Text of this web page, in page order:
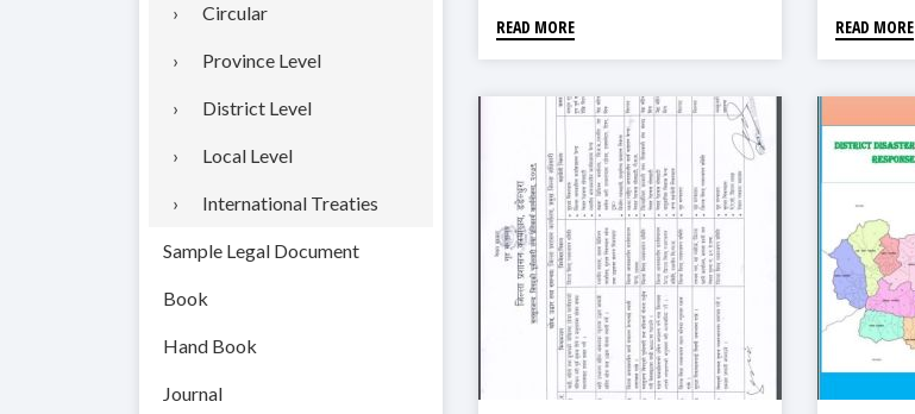
Circular
Province Level
District Level
Local Level
International Treaties
Sample Legal Document
Book
Hand Book
Journal
READ MORE READ MORE